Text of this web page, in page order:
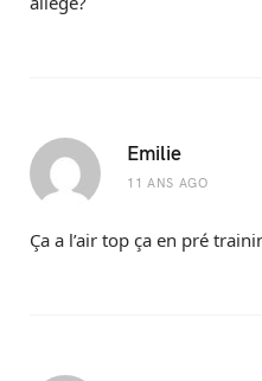
Emilie
11 ANS AGO
Ça a l’air top ça en pré